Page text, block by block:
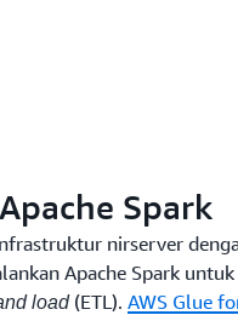
Spark
nirserver
Apache Spark
load(ETL). AWS Glue